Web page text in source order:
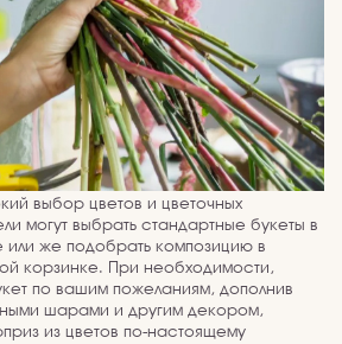
выбор цветов и цветочных
могут выбрать стандартные букеты в
или же подобрать композицию в
корзинке. При необходимости,
по вашим пожеланиям, дополнив
шарами и другим декором,
из цветов по-настоящему